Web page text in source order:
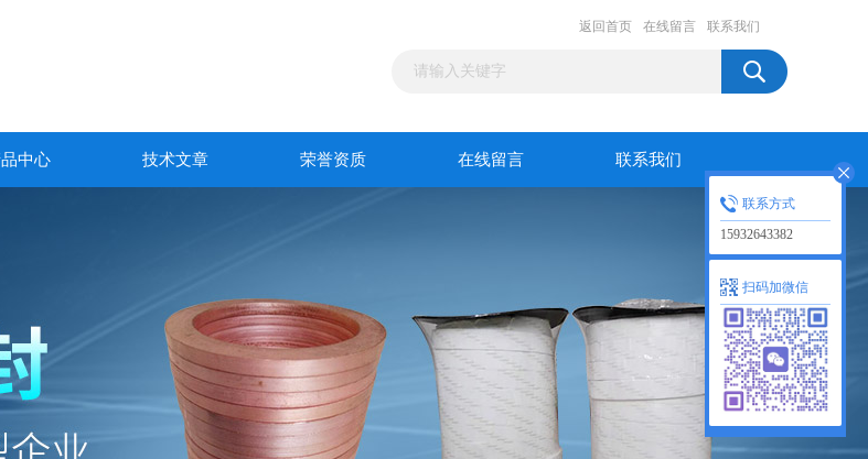
返回首页 在线留言 联系我们
中心 技术文章 荣誉资质 在线留言 联系我们
联系方式
15932643382
扫码加微信